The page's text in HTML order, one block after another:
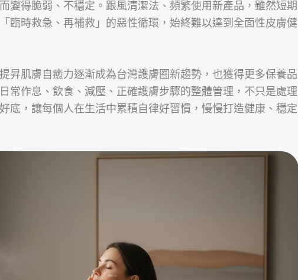
變得脆弱、不穩定。跟風清潔法、頻繁使用新產品，雖然短期
臨時救急、再補救」的惡性循環，始終難以達到全面性皮膚健
昇肌膚自癒力逐漸成為台灣護膚圈新趨勢，也獲得更多保養品
常作息、飲食、減壓、正確護膚步驟的整體管理，不只是處理
底，讓每個人在生活中累積自律好習慣，慢慢打造健康、穩定